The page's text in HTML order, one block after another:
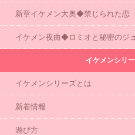
新章イケメン大奥◆禁じられた恋
イケメン夜曲◆ロミオと秘密のジ
イケメンシリ
イケメンシリーズとは
新着情報
遊び方